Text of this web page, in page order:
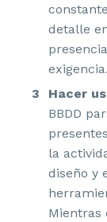
detalle
exigencia.
Hacer
BBDD
la
diseño y
Mientras